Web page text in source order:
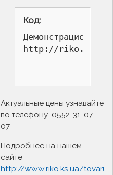
Код:
http://
Актуальные цены узнавайте
по телефону 0552-31-07-
07
Подробнее на нашем
сайте
http://www.riko.ks.ua/